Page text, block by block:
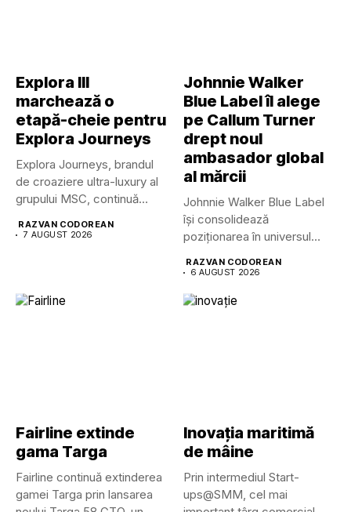
Explora III
marchează o
etapă-cheie pentru
Explora Journeys
Explora Journeys, brandul
de croaziere ultra-luxury al
grupului MSC, continuă
RAZVAN CODOREAN
7 AUGUST 2026
Johnnie Walker
Blue Label îl alege
pe Callum Turner
drept noul
ambasador global
al mărcii
Johnnie Walker Blue Label
își consolidează
poziționarea în universul
RAZVAN CODOREAN
6 AUGUST 2026
Fairline extinde
gama Targa
Fairline continuă extinderea
gamei Targa prin lansarea
Inovația maritimă
de mâine
Prin intermediul Start-
ups@SMM, cel mai